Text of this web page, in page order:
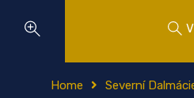
Home Severní